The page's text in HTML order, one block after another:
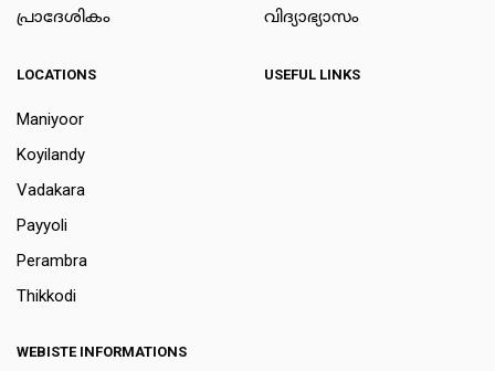
പ്രാദേശികം
വിദ്യാഭ്യാസം
LOCATIONS
Maniyoor
Koyilandy
Vadakara
Payyoli
Perambra
Thikkodi
USEFUL LINKS
WEBISTE INFORMATIONS